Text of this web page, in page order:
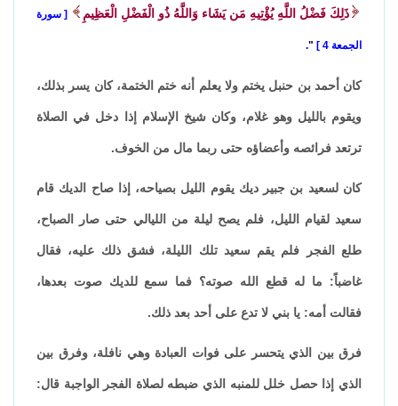
ذَلِكَ فَضْلُ اللَّهِ يُؤْتِيهِ مَن يَشَاء وَاللَّهُ ذُو الْفَضْلِ الْعَظِيمِ سورة
الجمعة 4 "
.
كان أحمد بن حنبل يختم ولا يعلم أنه ختم الختمة، كان يسر بذلك،
ويقوم بالليل وهو غلام، وكان شيخ الإسلام إذا دخل في الصلاة
ترتعد فرائصه وأعضاؤه حتى ربما مال من الخوف.
كان لسعيد بن جبير ديك يقوم الليل بصياحه، إذا صاح الديك قام
سعيد لقيام الليل، فلم يصح ليلة من الليالي حتى صار الصباح،
طلع الفجر فلم يقم سعيد تلك الليلة، فشق ذلك عليه، فقال
غاضباً: ما له قطع الله صوته؟ فما سمع للديك صوت بعدها،
فقالت أمه: يا بني لا تدع على أحد بعد ذلك.
فرق بين الذي يتحسر على فوات العبادة وهي نافلة، وفرق بين
الذي إذا حصل خلل للمنبه الذي ضبطه لصلاة الفجر الواجبة قال: